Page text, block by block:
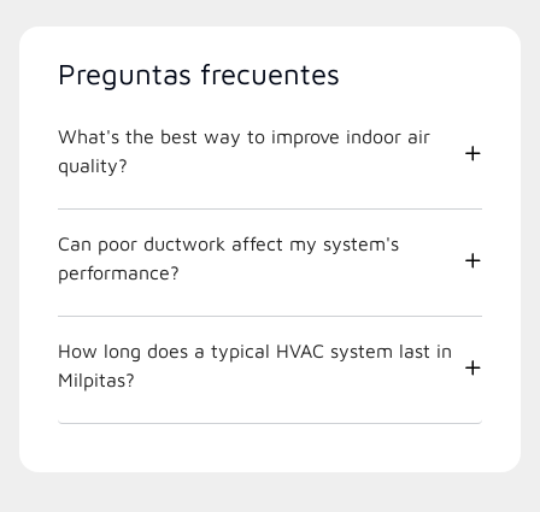
Preguntas frecuentes
What's the best way to improve indoor air
quality?
Can poor ductwork affect my system's
performance?
How long does a typical HVAC system last in
Milpitas?